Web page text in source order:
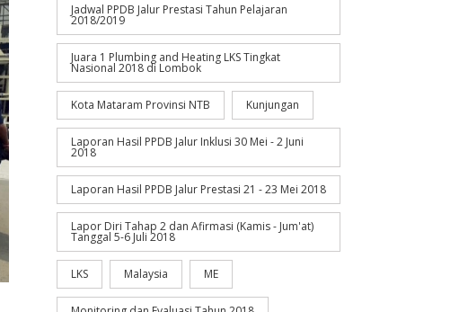
Jadwal PPDB Jalur Prestasi Tahun Pelajaran
2018/2019
Juara 1 Plumbing and Heating LKS Tingkat
Nasional 2018 di Lombok
Kota Mataram Provinsi NTB Kunjungan
Laporan Hasil PPDB Jalur Inklusi 30 Mei - 2 Juni
2018
Laporan Hasil PPDB Jalur Prestasi 21 - 23 Mei 2018
Lapor Diri Tahap 2 dan Afirmasi (Kamis - Jum'at)
Tanggal 5-6 Juli 2018
LKS Malaysia ME